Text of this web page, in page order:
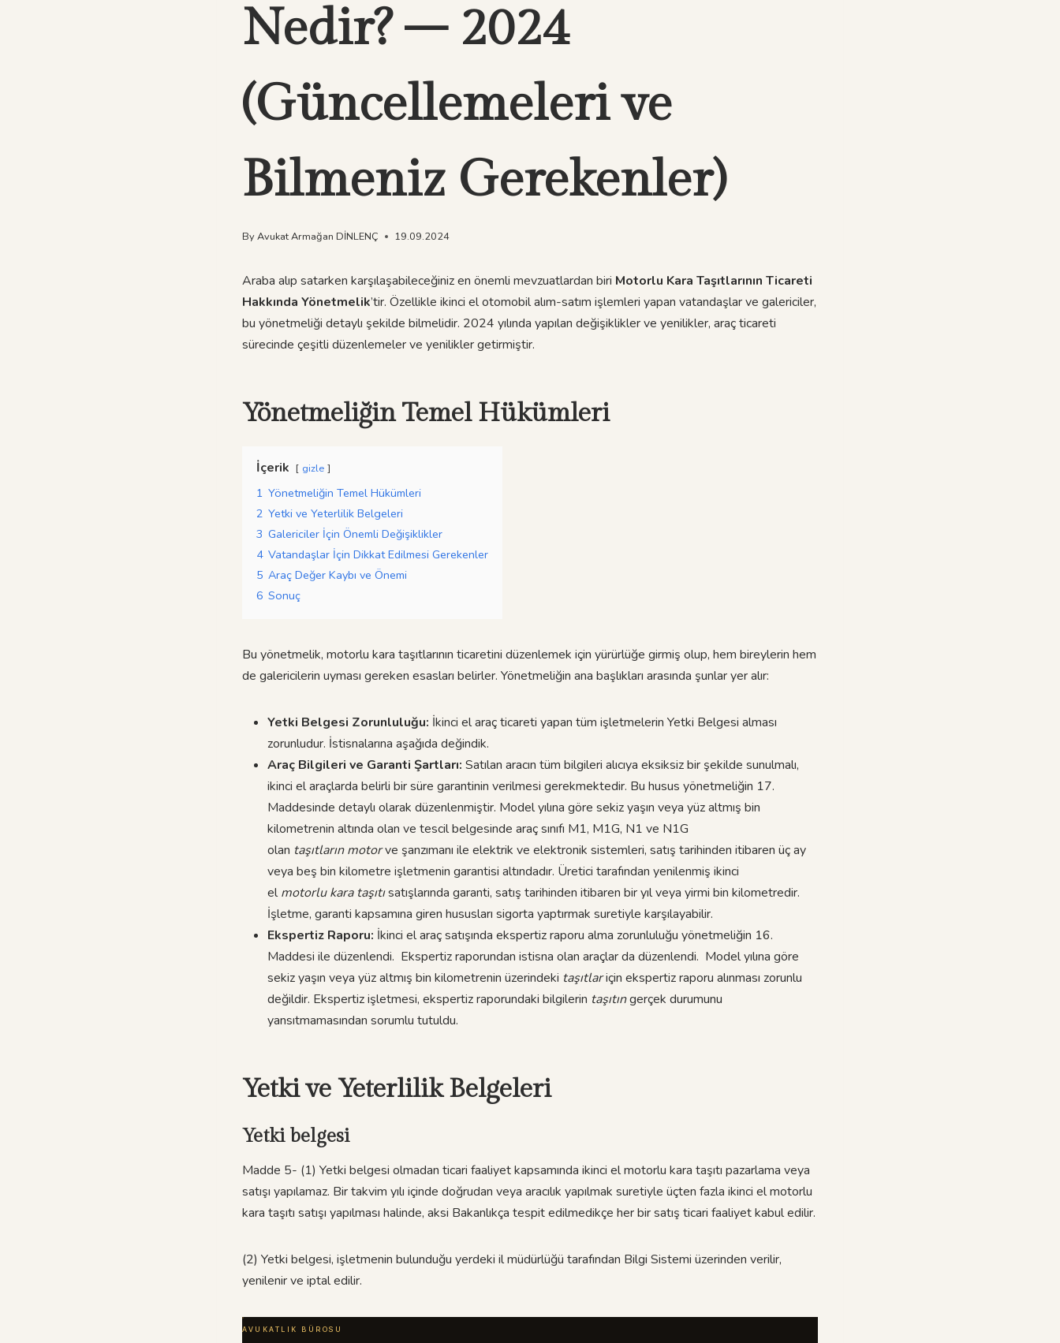
Nedir? – 2024
(Güncellemeleri ve
Bilmeniz Gerekenler)
ByAvukat Armağan DİNLENÇ 19.09.2024
Araba alıp satarken karşılaşabileceğiniz en önemli mevzuatlardan biri Motorlu Kara Taşıtlarının Ticareti
Hakkında Yönetmelik’tir. Özellikle ikinci el otomobil alım-satım işlemleri yapan vatandaşlar ve galericiler,
bu yönetmeliği detaylı şekilde bilmelidir. 2024 yılında yapılan değişiklikler ve yenilikler, araç ticareti
sürecinde çeşitli düzenlemeler ve yenilikler getirmiştir.
Yönetmeliğin Temel Hükümleri
İçerik gizle
1 Yönetmeliğin Temel Hükümleri
2 Yetki ve Yeterlilik Belgeleri
3 Galericiler İçin Önemli Değişiklikler
4 Vatandaşlar İçin Dikkat Edilmesi Gerekenler
5 Araç Değer Kaybı ve Önemi
6 Sonuç
Bu yönetmelik, motorlu kara taşıtlarının ticaretini düzenlemek için yürürlüğe girmiş olup, hem bireylerin hem
de galericilerin uyması gereken esasları belirler. Yönetmeliğin ana başlıkları arasında şunlar yer alır:
Yetki Belgesi Zorunluluğu: İkinci el araç ticareti yapan tüm işletmelerin Yetki Belgesi alması
zorunludur. İstisnalarına aşağıda değindik.
Araç Bilgileri ve Garanti Şartları: Satılan aracın tüm bilgileri alıcıya eksiksiz bir şekilde sunulmalı,
ikinci el araçlarda belirli bir süre garantinin verilmesi gerekmektedir. Bu husus yönetmeliğin 17.
Maddesinde detaylı olarak düzenlenmiştir. Model yılına göre sekiz yaşın veya yüz altmış bin
kilometrenin altında olan ve tescil belgesinde araç sınıfı M1, M1G, N1 ve N1G
olan taşıtların motorve şanzımanı ile elektrik ve elektronik sistemleri, satış tarihinden itibaren üç ay
veya beş bin kilometre işletmenin garantisi altındadır. Üretici tarafından yenilenmiş ikinci
elmotorlu kara taşıtısatışlarında garanti, satış tarihinden itibaren bir yıl veya yirmi bin kilometredir.
İşletme, garanti kapsamına giren hususları sigorta yaptırmak suretiyle karşılayabilir.
Ekspertiz Raporu: İkinci el araç satışında ekspertiz raporu alma zorunluluğu yönetmeliğin 16.
Maddesi ile düzenlendi. Ekspertiz raporundan istisna olan araçlar da düzenlendi. Model yılına göre
sekiz yaşın veya yüz altmış bin kilometrenin üzerindeki taşıtlariçin ekspertiz raporu alınması zorunlu
değildir. Ekspertiz işletmesi, ekspertiz raporundaki bilgilerin taşıtıngerçek durumunu
yansıtmamasından sorumlu tutuldu.
Yetki ve Yeterlilik Belgeleri
Yetki belgesi
Madde 5- (1) Yetki belgesi olmadan ticari faaliyet kapsamında ikinci el motorlu kara taşıtı pazarlama veya
satışı yapılamaz. Bir takvim yılı içinde doğrudan veya aracılık yapılmak suretiyle üçten fazla ikinci el motorlu
kara taşıtı satışı yapılması halinde, aksi Bakanlıkça tespit edilmedikçe her bir satış ticari faaliyet kabul edilir.
(2) Yetki belgesi, işletmenin bulunduğu yerdeki il müdürlüğü tarafından Bilgi Sistemi üzerinden verilir,
yenilenir ve iptal edilir.
AVUKATLIK BÜROSU